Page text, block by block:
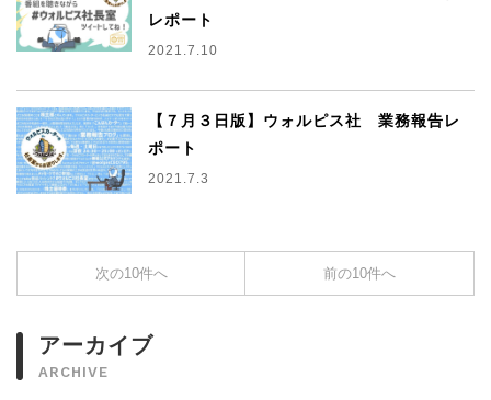
レポート
2021.7.10
【７月３日版】ウォルピス社 業務報告レ
ポート
2021.7.3
次の10件へ 前の10件へ
アーカイブ
ARCHIVE